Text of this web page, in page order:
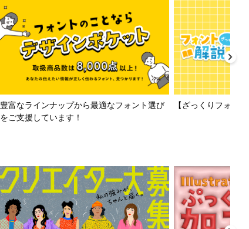
豊富なラインナップから最適なフォント選び
をご支援しています！
【ざっくりフォン